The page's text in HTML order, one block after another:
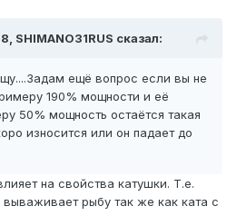
SHIMANO31RUS сказал:
ещё вопрос если вы не
190% мощности и её
50% мощность остаётся такая
износится или он падает до
на свойства катушки. Т.е.
рыбу так же как ката с